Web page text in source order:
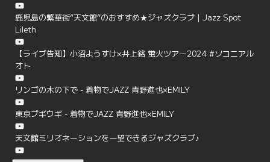
鹿児島の繁華街”天文館”のおすすめ★ジャズクラブ | Jazz Spot
Lileth
【ライブ告知】小沼ようすけ×井上銘 蛍火ツアー2024 #ソコニアル
オト
リンゴの木の下で - 着物でJAZZ 青野進也×EMILY
東京ブギウギ - 着物でJAZZ 青野進也×EMILY
天文館ミリオネーションを一望できるジャズクラブ♪